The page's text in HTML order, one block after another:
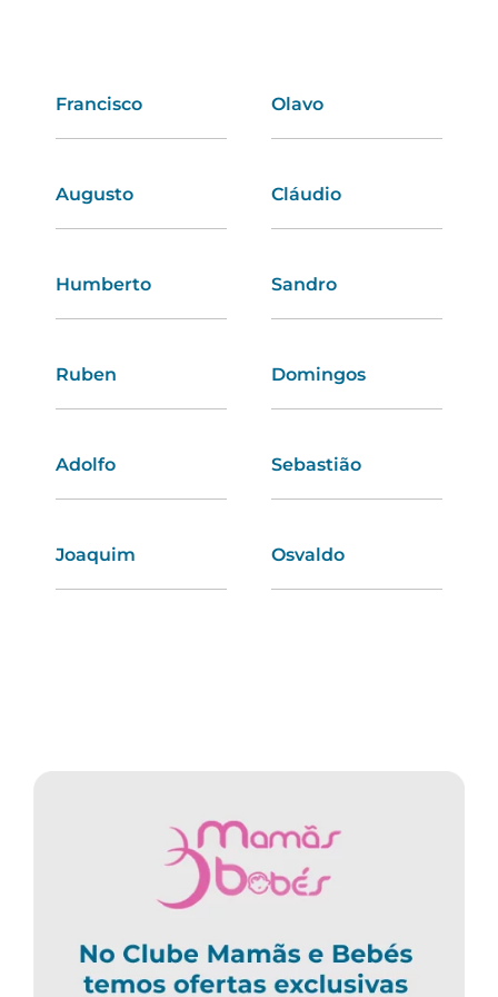
Francisco Olavo
Augusto Cláudio
Humberto Sandro
Ruben Domingos
Adolfo Sebastião
Joaquim Osvaldo
Andreia Estela
Natacha Dores
Samanta Jaqueline
Silvana Constança
Joana Leonor
Carmo Manuela